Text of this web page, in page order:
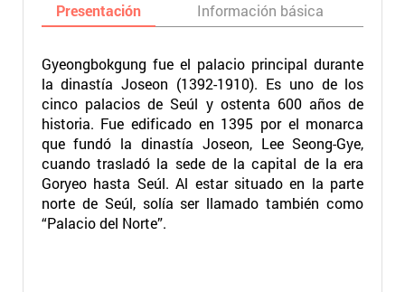
Presentación Información básica
Gyeongbokgung fue el palacio principal durante
la dinastía Joseon (1392-1910). Es uno de los
cinco palacios de Seúl y ostenta 600 años de
historia. Fue edificado en 1395 por el monarca
que fundó la dinastía Joseon, Lee Seong-Gye,
cuando trasladó la sede de la capital de la era
Goryeo hasta Seúl. Al estar situado en la parte
norte de Seúl, solía ser llamado también como
“Palacio del Norte”.